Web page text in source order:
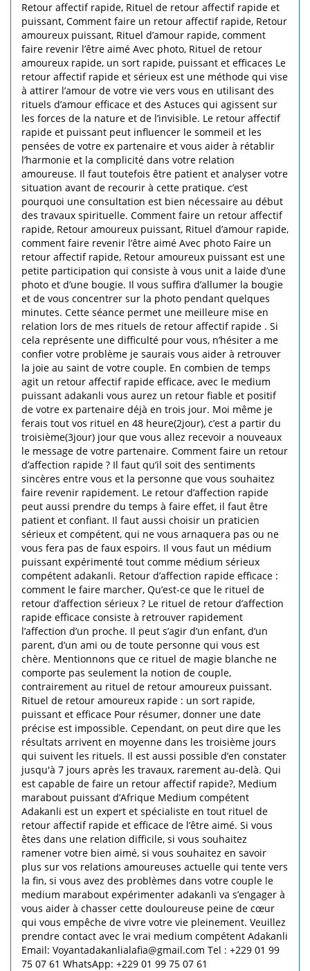
Retour affectif rapide, Rituel de retour affectif rapide et
puissant, Comment faire un retour affectif rapide, Retour
amoureux puissant, Rituel d’amour rapide, comment
faire revenir l’être aimé Avec photo, Rituel de retour
amoureux rapide, un sort rapide, puissant et efficaces Le
retour affectif rapide et sérieux est une méthode qui vise
à attirer l’amour de votre vie vers vous en utilisant des
rituels d’amour efficace et des Astuces qui agissent sur
les forces de la nature et de l’invisible. Le retour affectif
rapide et puissant peut influencer le sommeil et les
pensées de votre ex partenaire et vous aider à rétablir
l’harmonie et la complicité dans votre relation
amoureuse. Il faut toutefois être patient et analyser votre
situation avant de recourir à cette pratique. c’est
pourquoi une consultation est bien nécessaire au début
des travaux spirituelle. Comment faire un retour affectif
rapide, Retour amoureux puissant, Rituel d’amour rapide,
comment faire revenir l’être aimé Avec photo Faire un
retour affectif rapide, Retour amoureux puissant est une
petite participation qui consiste à vous unit a laide d’une
photo et d’une bougie. Il vous suffira d’allumer la bougie
et de vous concentrer sur la photo pendant quelques
minutes. Cette séance permet une meilleure mise en
relation lors de mes rituels de retour affectif rapide . Si
cela représente une difficulté pour vous, n’hésiter a me
confier votre problème je saurais vous aider à retrouver
la joie au saint de votre couple. En combien de temps
agit un retour affectif rapide efficace, avec le medium
puissant adakanli vous aurez un retour fiable et positif
de votre ex partenaire déjà en trois jour. Moi même je
ferais tout vos rituel en 48 heure(2jour), c’est a partir du
troisième(3jour) jour que vous allez recevoir a nouveaux
le message de votre partenaire. Comment faire un retour
d’affection rapide ? Il faut qu’il soit des sentiments
sincères entre vous et la personne que vous souhaitez
faire revenir rapidement. Le retour d’affection rapide
peut aussi prendre du temps à faire effet, il faut être
patient et confiant. Il faut aussi choisir un praticien
sérieux et compétent, qui ne vous arnaquera pas ou ne
vous fera pas de faux espoirs. Il vous faut un médium
puissant expérimenté tout comme médium sérieux
compétent adakanli. Retour d’affection rapide efficace :
comment le faire marcher, Qu’est-ce que le rituel de
retour d’affection sérieux ? Le rituel de retour d’affection
rapide efficace consiste à retrouver rapidement
l’affection d’un proche. Il peut s’agir d’un enfant, d’un
parent, d’un ami ou de toute personne qui vous est
chère. Mentionnons que ce rituel de magie blanche ne
comporte pas seulement la notion de couple,
contrairement au rituel de retour amoureux puissant.
Rituel de retour amoureux rapide : un sort rapide,
puissant et efficace Pour résumer, donner une date
précise est impossible. Cependant, on peut dire que les
résultats arrivent en moyenne dans les troisième jours
qui suivent les rituels. Il est aussi possible d’en constater
jusqu'à 7 jours après les travaux, rarement au-delà. Qui
est capable de faire un retour affectif rapide?, Medium
marabout puissant d’Afrique Medium compétent
Adakanli est un expert et spécialiste en tout rituel de
retour affectif rapide et efficace de l’être aimé. Si vous
êtes dans une relation difficile, si vous souhaitez
ramener votre bien aimé, si vous souhaitez en savoir
plus sur vos relations amoureuses actuelle qui tente vers
la fin, si vous avez des problèmes dans votre couple le
medium marabout expérimenter adakanli va s’engager à
vous aider à chasser cette douloureuse peine de cœur
qui vous empêche de vivre votre vie pleinement. Veuillez
prendre contact avec le vrai medium compétent Adakanli
Email: Voyantadakanlialafia@gmail.com Tel : +229 01 99
75 07 61 WhatsApp: +229 01 99 75 07 61